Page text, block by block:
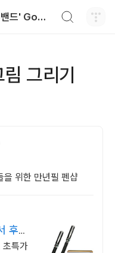
행복한 기타 음악 '고무밴드' Gomuband
그리기
을 위한 만년필 펜샵
후결
초특가